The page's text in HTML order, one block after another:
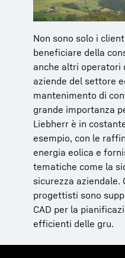
Non sono solo i
beneficiare della
anche altri operatori
aziende del settore
mantenimento di
grande importanza
Liebherr è in
esempio, con le
energia eolica e
tematiche come la
sicurezza aziendale.
progettisti sono
CAD per la
efficienti delle gru.